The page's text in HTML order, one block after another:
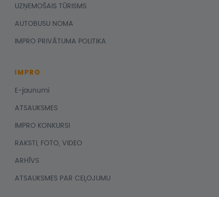
UZŅEMOŠAIS TŪRISMS
AUTOBUSU NOMA
IMPRO PRIVĀTUMA POLITIKA
IMPRO
E-jaunumi
ATSAUKSMES
IMPRO KONKURSI
RAKSTI, FOTO, VIDEO
ARHĪVS
ATSAUKSMES PAR CEĻOJUMU